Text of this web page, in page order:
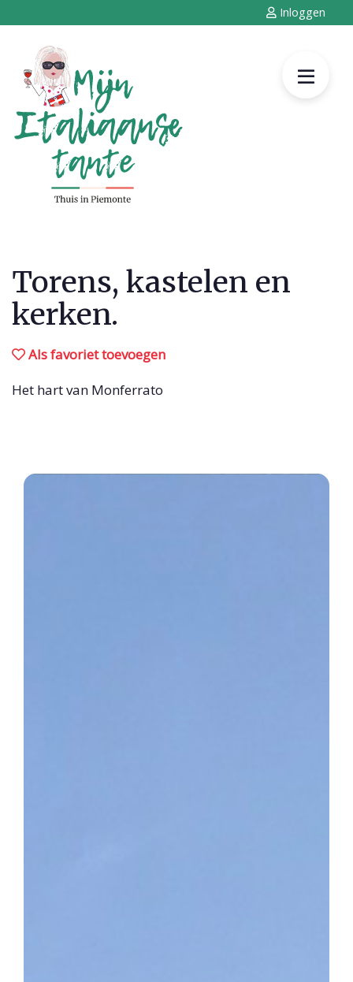
Inloggen
Torens, kastelen en
kerken.
Als favoriet toevoegen
Het hart van Monferrato